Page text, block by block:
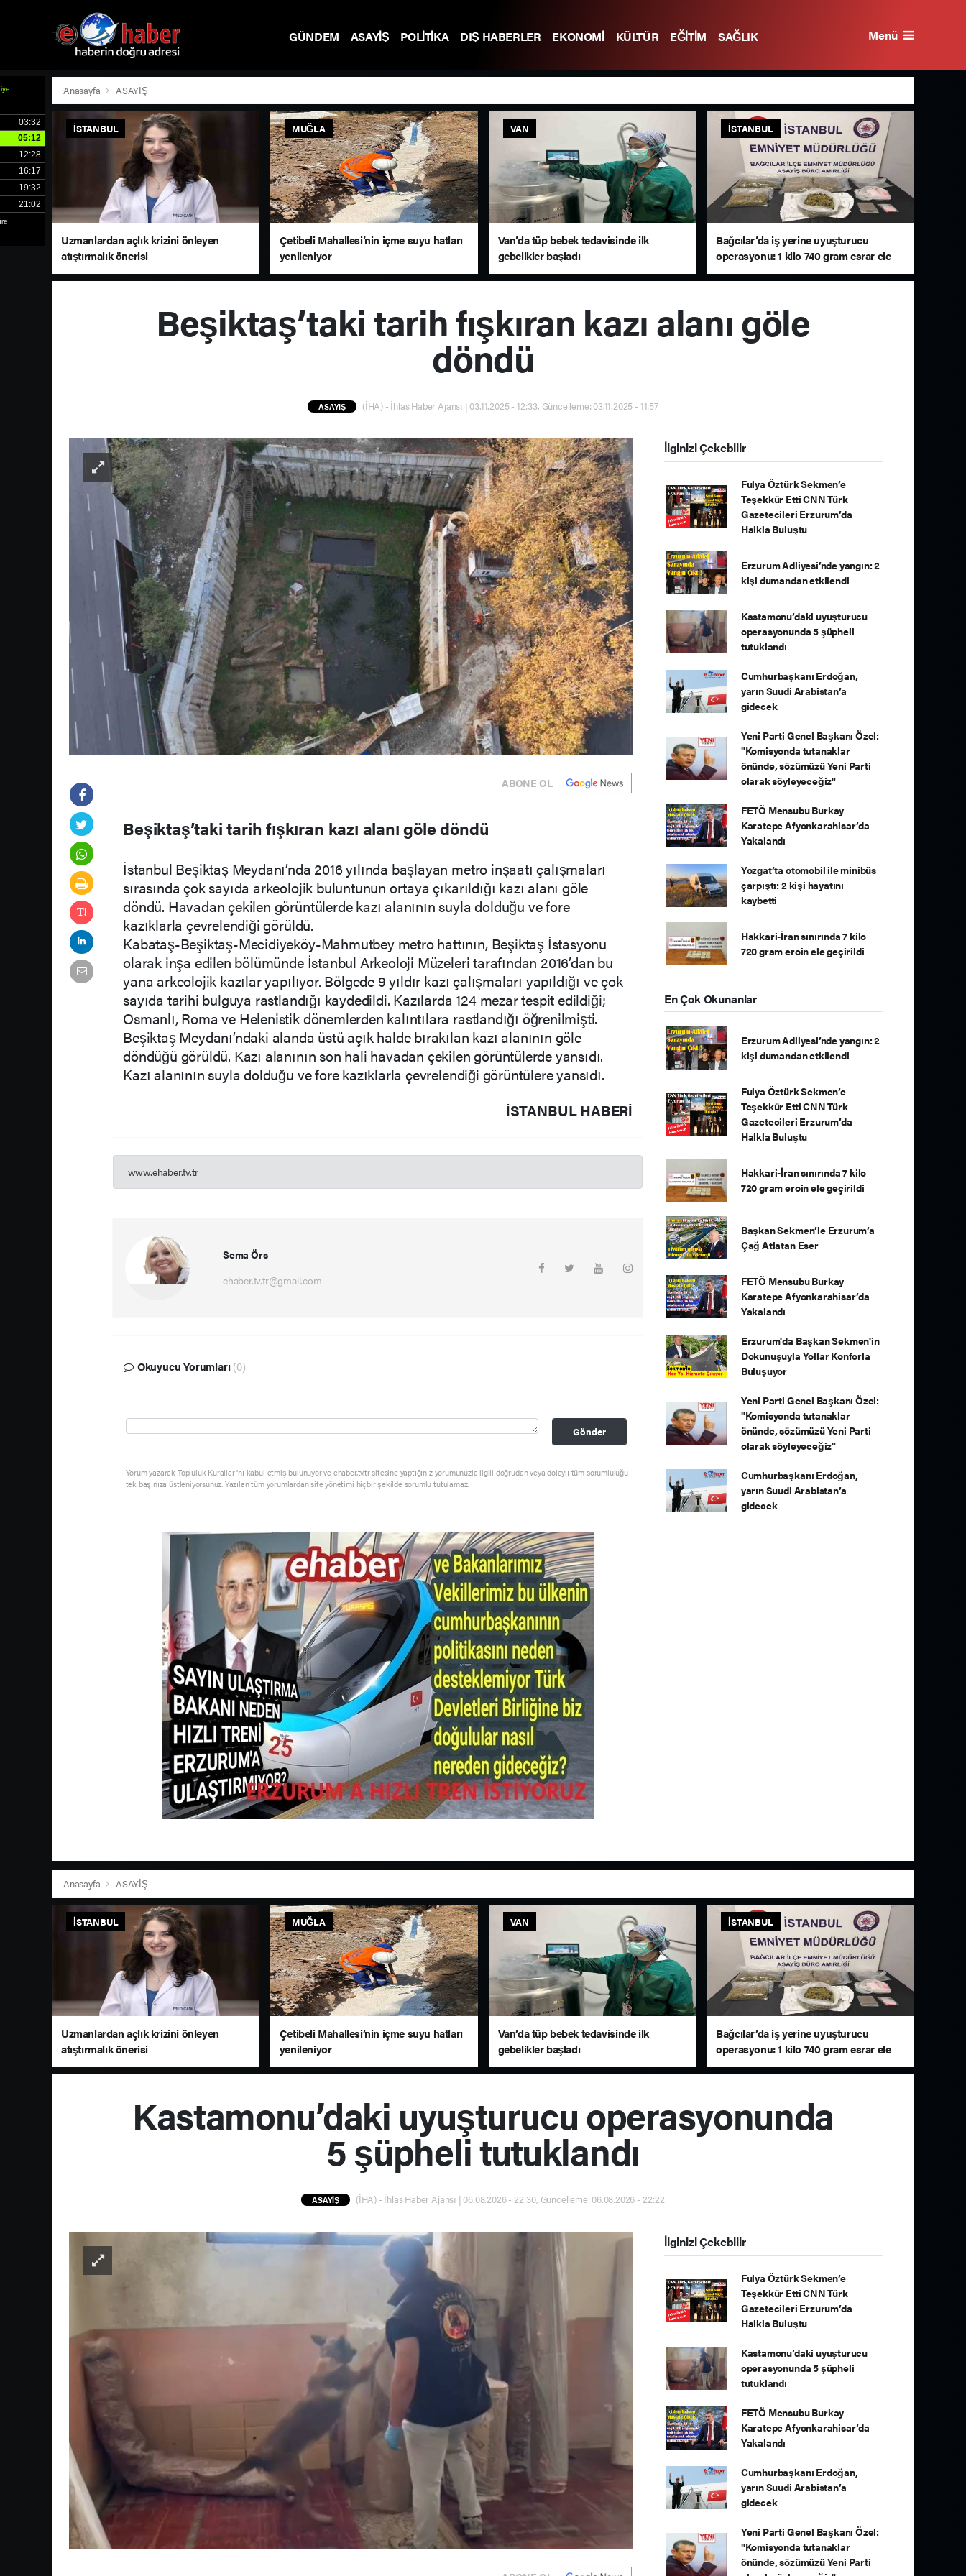
GÜNDEM ASAYİŞ POLİTİKA DIŞ HABERLER EKONOMİ KÜLTÜR EĞİTİM
SAĞLIK
Menü
Anasayfa ASAYİŞ
İSTANBUL
Uzmanlardan açlık krizini önleyen
atıştırmalık önerisi
MUĞLA
Çetibeli Mahallesi’nin içme suyu hatları
yenileniyor
VAN
Van’da tüp bebek tedavisinde ilk
gebelikler başladı
İSTANBUL
Bağcılar’da iş yerine uyuşturucu
operasyonu: 1 kilo 740 gram esrar ele
geçirildi
Beşiktaş’taki tarih fışkıran kazı alanı göle
döndü
ASAYİŞ (İHA) - İhlas Haber Ajansı | 03.11.2025 - 12:33, Güncelleme: 03.11.2025 - 11:57
ABONE OL
Beşiktaş’taki tarih fışkıran kazı alanı göle döndü
İstanbul Beşiktaş Meydanı’nda 2016 yılında başlayan metro inşaatı çalışmaları
sırasında çok sayıda arkeolojik buluntunun ortaya çıkarıldığı kazı alanı göle
döndü. Havadan çekilen görüntülerde kazı alanının suyla dolduğu ve fore
kazıklarla çevrelendiği görüldü.
Kabataş-Beşiktaş-Mecidiyeköy-Mahmutbey metro hattının, Beşiktaş İstasyonu
olarak inşa edilen bölümünde İstanbul Arkeoloji Müzeleri tarafından 2016’dan bu
yana arkeolojik kazılar yapılıyor. Bölgede 9 yıldır kazı çalışmaları yapıldığı ve çok
sayıda tarihi bulguya rastlandığı kaydedildi. Kazılarda 124 mezar tespit edildiği;
Osmanlı, Roma ve Helenistik dönemlerden kalıntılara rastlandığı öğrenilmişti.
Beşiktaş Meydanı’ndaki alanda üstü açık halde bırakılan kazı alanının göle
döndüğü görüldü. Kazı alanının son hali havadan çekilen görüntülerde yansıdı.
Kazı alanının suyla dolduğu ve fore kazıklarla çevrelendiği görüntülere yansıdı.
İSTANBUL HABERİ
www.ehaber.tv.tr
Sema Örs
ehaber.tv.tr@gmail.com
Okuyucu Yorumları (0)
Gönder
Yorum yazarak Topluluk Kuralları’nı kabul etmiş bulunuyor ve ehaber.tv.tr sitesine yaptığınız yorumunuzla ilgili doğrudan veya dolaylı tüm sorumluluğu
tek başınıza üstleniyorsunuz. Yazılan tüm yorumlardan site yönetimi hiçbir şekilde sorumlu tutulamaz.
İlginizi Çekebilir
Fulya Öztürk Sekmen’e
Teşekkür Etti CNN Türk
Gazetecileri Erzurum’da
Halkla Buluştu
Erzurum Adliyesi’nde yangın: 2
kişi dumandan etkilendi
Kastamonu’daki uyuşturucu
operasyonunda 5 şüpheli
tutuklandı
Cumhurbaşkanı Erdoğan,
yarın Suudi Arabistan’a
gidecek
Yeni Parti Genel Başkanı Özel:
"Komisyonda tutanaklar
önünde, sözümüzü Yeni Parti
olarak söyleyeceğiz"
FETÖ Mensubu Burkay
Karatepe Afyonkarahisar’da
Yakalandı
Yozgat’ta otomobil ile minibüs
çarpıştı: 2 kişi hayatını
kaybetti
Hakkari-İran sınırında 7 kilo
720 gram eroin ele geçirildi
En Çok Okunanlar
Erzurum Adliyesi’nde yangın: 2
kişi dumandan etkilendi
Fulya Öztürk Sekmen’e
Teşekkür Etti CNN Türk
Gazetecileri Erzurum’da
Halkla Buluştu
Hakkari-İran sınırında 7 kilo
720 gram eroin ele geçirildi
Başkan Sekmen’le Erzurum’a
Çağ Atlatan Eser
FETÖ Mensubu Burkay
Karatepe Afyonkarahisar’da
Yakalandı
Erzurum'da Başkan Sekmen'in
Dokunuşuyla Yollar Konforla
Buluşuyor
Yeni Parti Genel Başkanı Özel:
"Komisyonda tutanaklar
önünde, sözümüzü Yeni Parti
olarak söyleyeceğiz"
Cumhurbaşkanı Erdoğan,
yarın Suudi Arabistan’a
gidecek
Anasayfa ASAYİŞ
İSTANBUL
Uzmanlardan açlık krizini önleyen
atıştırmalık önerisi
MUĞLA
Çetibeli Mahallesi’nin içme suyu hatları
yenileniyor
VAN
Van’da tüp bebek tedavisinde ilk
gebelikler başladı
İSTANBUL
Bağcılar’da iş yerine uyuşturucu
operasyonu: 1 kilo 740 gram esrar ele
geçirildi
Kastamonu’daki uyuşturucu operasyonunda
5 şüpheli tutuklandı
ASAYİŞ (İHA) - İhlas Haber Ajansı | 06.08.2026 - 22:30, Güncelleme: 06.08.2026 - 22:22
İlginizi Çekebilir
Fulya Öztürk Sekmen’e
Teşekkür Etti CNN Türk
Gazetecileri Erzurum’da
Halkla Buluştu
Kastamonu’daki uyuşturucu
operasyonunda 5 şüpheli
tutuklandı
FETÖ Mensubu Burkay
Karatepe Afyonkarahisar’da
Yakalandı
Cumhurbaşkanı Erdoğan,
yarın Suudi Arabistan’a
gidecek
Yeni Parti Genel Başkanı Özel:
"Komisyonda tutanaklar
önünde, sözümüzü Yeni Parti